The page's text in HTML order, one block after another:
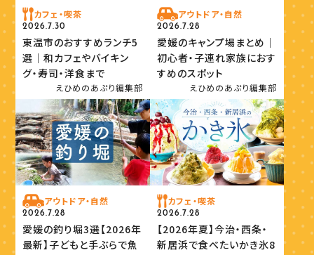
カフェ・喫茶
2026.7.30
東温市のおすすめランチ5
選｜和カフェやバイキン
グ・寿司・洋食まで
えひめのあぷり編集部
アウトドア・自然
2026.7.28
愛媛のキャンプ場まとめ｜
初心者・子連れ家族におす
すめのスポット
えひめのあぷり編集部
アウトドア・自然
2026.7.28
愛媛の釣り堀3選【2026年
最新】子どもと手ぶらで魚
カフェ・喫茶
2026.7.28
【2026年夏】今治・西条・
新居浜で食べたいかき氷8